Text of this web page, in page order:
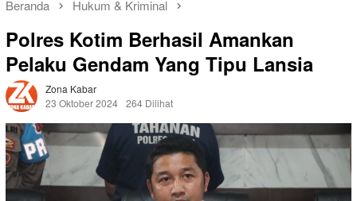
Beranda Hukum & Kriminal
Polres Kotim Berhasil Amankan
Pelaku Gendam Yang Tipu Lansia
Zona Kabar
23 Oktober 2024 264 Dilihat